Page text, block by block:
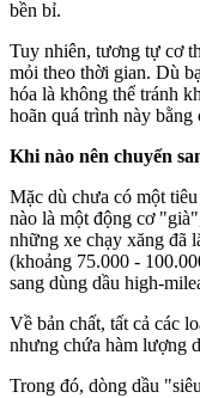
bền bỉ.
Tuy nhiên, tương tự cơ
mỏi theo thời gian. Dù
hóa là không thể tránh
hoãn quá trình này bằng
Khi nào nên chuyển
Mặc dù chưa có một
nào là một động cơ
những xe chạy xăng đã
(khoảng 75.000 -
sang dùng dầu high-
Về bản chất, tất cả các
nhưng chứa hàm lượng
Trong đó, dòng dầu